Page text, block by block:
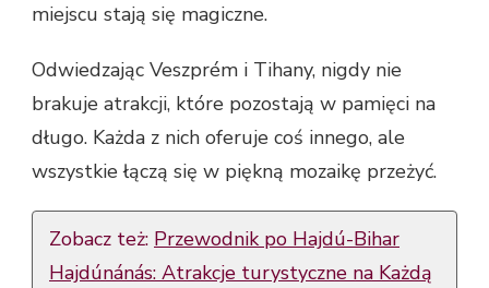
miejscu stają się magiczne.
Odwiedzając Veszprém i Tihany, nigdy nie
brakuje atrakcji, które pozostają w pamięci na
długo. Każda z nich oferuje coś innego, ale
wszystkie łączą się w piękną mozaikę przeżyć.
Zobacz też: Przewodnik po Hajdú-Bihar
Hajdúnánás: Atrakcje turystyczne na Każdą